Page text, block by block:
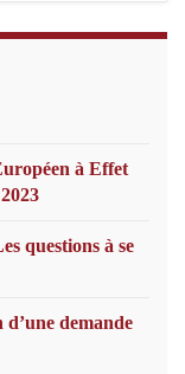
à Effet
questions à se
demande